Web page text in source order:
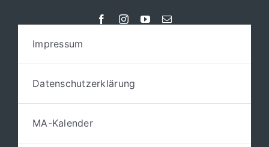
Impressum
Datenschutzerklärung
MA-Kalender